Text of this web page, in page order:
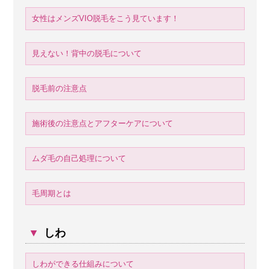
女性はメンズVIO脱毛をこう見ています！
見えない！背中の脱毛について
脱毛前の注意点
施術後の注意点とアフターケアについて
ムダ毛の自己処理について
毛周期とは
▼ しわ
しわができる仕組みについて